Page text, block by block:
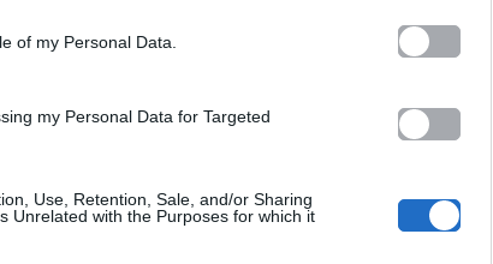
of my Personal Data.
my Personal Data for Targeted
Use, Retention, Sale, and/or Sharing
Unrelated with the Purposes for which it